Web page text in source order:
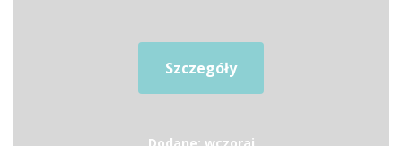
Szczegóły